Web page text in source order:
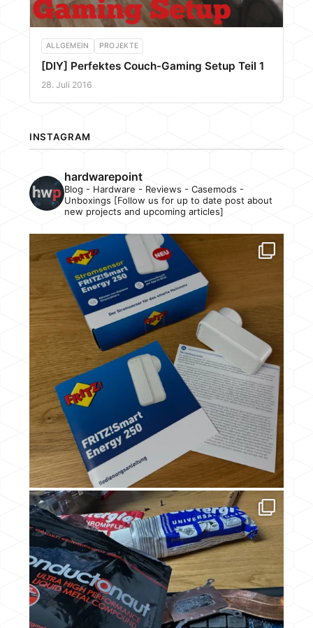
ALLGEMEIN PROJEKTE
[DIY] Perfektes Couch-Gaming Setup Teil 1
28. Juli 2016
INSTAGRAM
hardwarepoint
Blog - Hardware - Reviews - Casemods -
Unboxings [Follow us for up to date post about
new projects and upcoming articles]